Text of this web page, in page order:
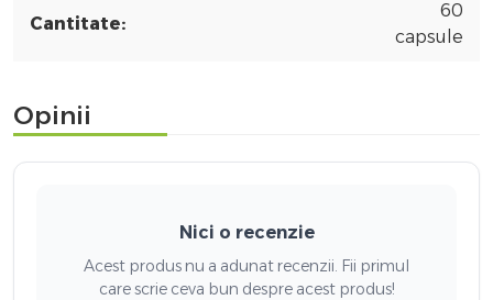
Cantitate:
60
capsule
Opinii
Nici o recenzie
Acest produs nu a adunat recenzii. Fii primul
care scrie ceva bun despre acest produs!